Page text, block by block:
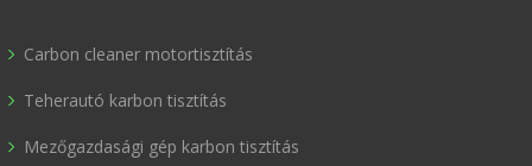
Carbon cleaner motortisztítás
Teherautó karbon tisztítás
Mezőgazdasági gép karbon tisztítás